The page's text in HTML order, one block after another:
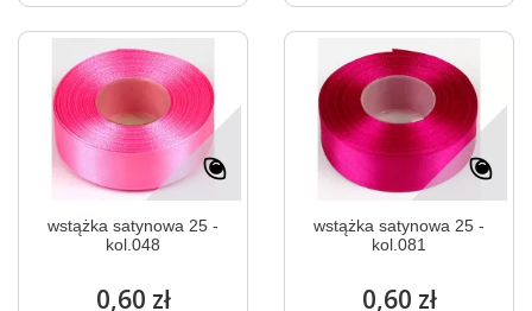
wstążka satynowa 25 -
kol.048
0,60 zł
wstążka satynowa 25 -
kol.081
0,60 zł